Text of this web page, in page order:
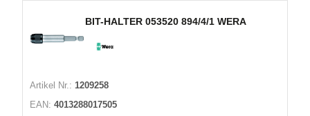
BIT-HALTER 053520 894/4/1 WERA
Artikel Nr.: 1209258
EAN: 4013288017505